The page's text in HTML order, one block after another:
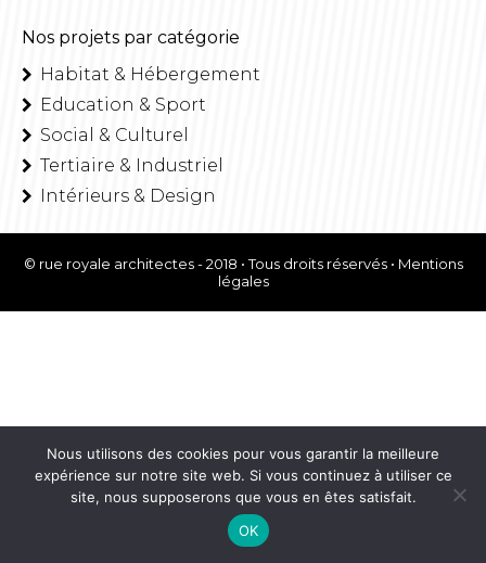
Nos projets par catégorie
Habitat & Hébergement
Education & Sport
Social & Culturel
Tertiaire & Industriel
Intérieurs & Design
© rue royale architectes - 2018 • Tous droits réservés • Mentions
légales
Nous utilisons des cookies pour vous garantir la meilleure
expérience sur notre site web. Si vous continuez à utiliser ce
site, nous supposerons que vous en êtes satisfait.
OK